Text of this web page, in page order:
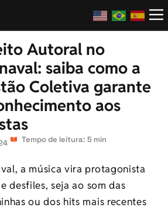
Autoral no
saiba como a
Coletiva garante
aos
Tempo de leitura: 5 min
a música vira protagonista
desfiles, seja ao som das
ou dos hits mais recentes